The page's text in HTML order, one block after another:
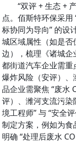
“双评 + 生态 +
点。佰斯特环保采
标协同为导向” 的设
城区域属性（如是
边），梳理《诸城
都街道汽车企业需重
爆炸风险（安评）
品企业需聚焦 “废水
评）、潍河支流污染
境工程师” 与 “安全
制定方案，例如为食
明确 “处理后废水